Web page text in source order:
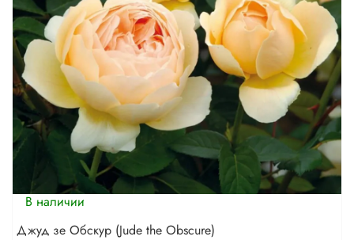
В наличии
Джуд зе Обскур (Jude the Obscure)